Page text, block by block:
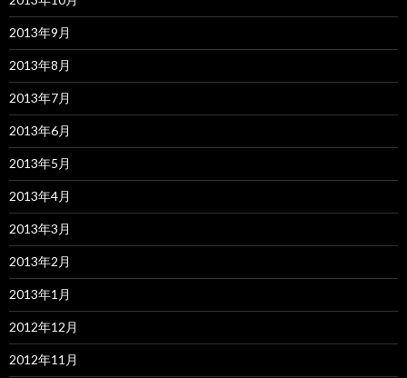
2013年9月
2013年8月
2013年7月
2013年6月
2013年5月
2013年4月
2013年3月
2013年2月
2013年1月
2012年12月
2012年11月